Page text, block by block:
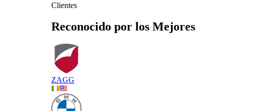
Clientes
Reconocido por los Mejores
ZAGG